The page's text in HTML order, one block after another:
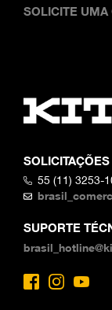
55 (11) 3253-
SUPORTE
SOLICITE UMA